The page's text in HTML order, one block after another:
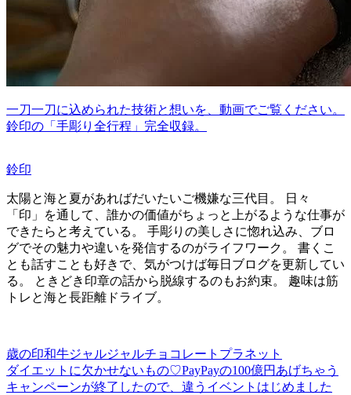
一刀一刀に込められた技術と想いを、動画でご覧ください。
鈴印の「手彫り全行程」完全収録。
鈴印
太陽と海と夏があればだいたいご機嫌な三代目。 日々
「印」を通して、誰かの価値がちょっと上がるような仕事が
できたらと考えている。 手彫りの美しさに惚れ込み、ブロ
グでその魅力や違いを発信するのがライフワーク。 書くこ
とも話すことも好きで、気がつけば毎日ブログを更新してい
る。 ときどき印章の話から脱線するのもお約束。 趣味は筋
トレと海と長距離ドライブ。
歳の印和牛ジャルジャルチョコレートプラネット
ダイエットに欠かせないもの♡PayPayの100億円あげちゃう
キャンペーンが終了したので、違うイベントはじめました